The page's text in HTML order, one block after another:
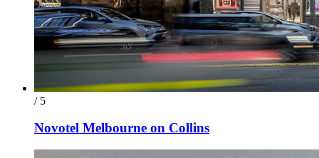
/ 5
Novotel Melbourne on Collins